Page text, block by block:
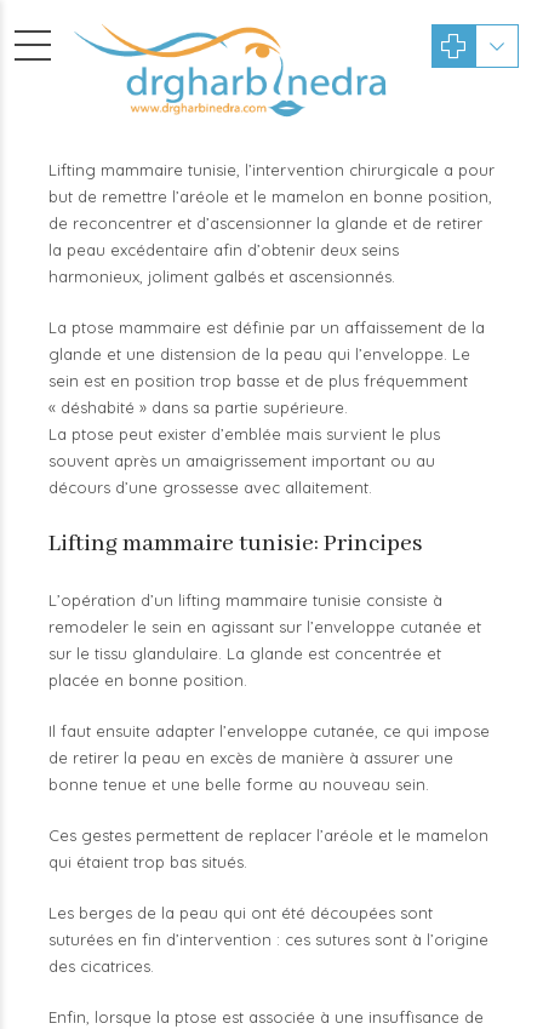
Lifting mammaire tunisie, l’intervention chirurgicale a pour
but de remettre l’aréole et le mamelon en bonne position,
de reconcentrer et d’ascensionner la glande et de retirer
la peau excédentaire afin d’obtenir deux seins
harmonieux, joliment galbés et ascensionnés.
La ptose mammaire est définie par un affaissement de la
glande et une distension de la peau qui l’enveloppe. Le
sein est en position trop basse et de plus fréquemment
« déshabité » dans sa partie supérieure.
La ptose peut exister d’emblée mais survient le plus
souvent après un amaigrissement important ou au
décours d’une grossesse avec allaitement.
Lifting mammaire tunisie: Principes
L’opération d’un lifting mammaire tunisie consiste à
remodeler le sein en agissant sur l’enveloppe cutanée et
sur le tissu glandulaire. La glande est concentrée et
placée en bonne position.
Il faut ensuite adapter l’enveloppe cutanée, ce qui impose
de retirer la peau en excès de manière à assurer une
bonne tenue et une belle forme au nouveau sein.
Ces gestes permettent de replacer l’aréole et le mamelon
qui étaient trop bas situés.
Les berges de la peau qui ont été découpées sont
suturées en fin d’intervention : ces sutures sont à l’origine
des cicatrices.
Enfin, lorsque la ptose est associée à une insuffisance de